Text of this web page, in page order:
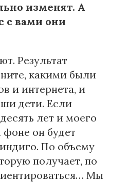
изменят. А
с вами они
Результат
какими были
и интернета, и
дети. Если
лет и моего
он будет
По объему
получает, по
Мы